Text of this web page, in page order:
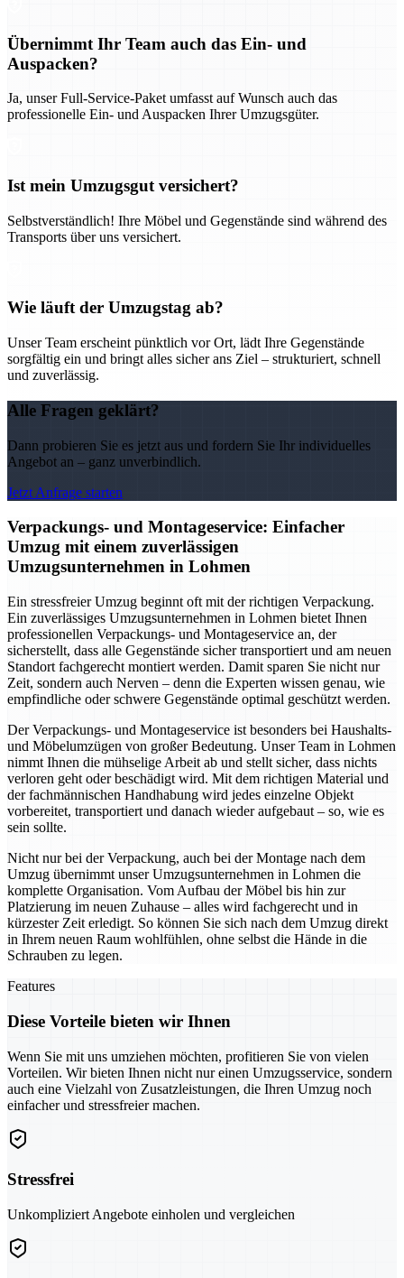
Übernimmt Ihr Team auch das Ein- und
Auspacken?
Ja, unser Full-Service-Paket umfasst auf Wunsch auch das
professionelle Ein- und Auspacken Ihrer Umzugsgüter.
Ist mein Umzugsgut versichert?
Selbstverständlich! Ihre Möbel und Gegenstände sind während des
Transports über uns versichert.
Wie läuft der Umzugstag ab?
Unser Team erscheint pünktlich vor Ort, lädt Ihre Gegenstände
sorgfältig ein und bringt alles sicher ans Ziel – strukturiert, schnell
und zuverlässig.
Alle Fragen geklärt?
Dann probieren Sie es jetzt aus und fordern Sie Ihr individuelles
Angebot an – ganz unverbindlich.
Jetzt Anfrage starten
Verpackungs- und Montageservice: Einfacher
Umzug mit einem zuverlässigen
Umzugsunternehmen in Lohmen
Ein stressfreier Umzug beginnt oft mit der richtigen Verpackung.
Ein zuverlässiges Umzugsunternehmen in Lohmen bietet Ihnen
professionellen Verpackungs- und Montageservice an, der
sicherstellt, dass alle Gegenstände sicher transportiert und am neuen
Standort fachgerecht montiert werden. Damit sparen Sie nicht nur
Zeit, sondern auch Nerven – denn die Experten wissen genau, wie
empfindliche oder schwere Gegenstände optimal geschützt werden.
Der Verpackungs- und Montageservice ist besonders bei Haushalts-
und Möbelumzügen von großer Bedeutung. Unser Team in Lohmen
nimmt Ihnen die mühselige Arbeit ab und stellt sicher, dass nichts
verloren geht oder beschädigt wird. Mit dem richtigen Material und
der fachmännischen Handhabung wird jedes einzelne Objekt
vorbereitet, transportiert und danach wieder aufgebaut – so, wie es
sein sollte.
Nicht nur bei der Verpackung, auch bei der Montage nach dem
Umzug übernimmt unser Umzugsunternehmen in Lohmen die
komplette Organisation. Vom Aufbau der Möbel bis hin zur
Platzierung im neuen Zuhause – alles wird fachgerecht und in
kürzester Zeit erledigt. So können Sie sich nach dem Umzug direkt
in Ihrem neuen Raum wohlfühlen, ohne selbst die Hände in die
Schrauben zu legen.
Features
Diese Vorteile bieten wir Ihnen
Wenn Sie mit uns umziehen möchten, profitieren Sie von vielen
Vorteilen. Wir bieten Ihnen nicht nur einen Umzugsservice, sondern
auch eine Vielzahl von Zusatzleistungen, die Ihren Umzug noch
einfacher und stressfreier machen.
Stressfrei
Unkompliziert Angebote einholen und vergleichen